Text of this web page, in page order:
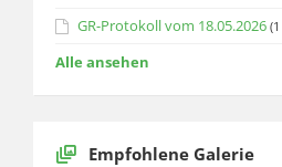
GR-Protokoll vom 18.05.2026
Alle ansehen
Empfohlene Galerie